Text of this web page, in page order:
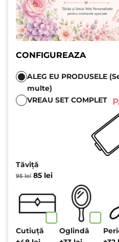
CONFIGUREAZA
ALEG EU PRODUSELE
multe)
VREAU SET COMPLET
Tăviță
95lei Prețul
fost:
95 lei.
85 leiPrețul
85 lei.
Cutiuță
Oglindă